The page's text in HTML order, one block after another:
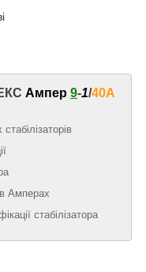
Ампер 9-1/40A
в Амперах
стабілізатора